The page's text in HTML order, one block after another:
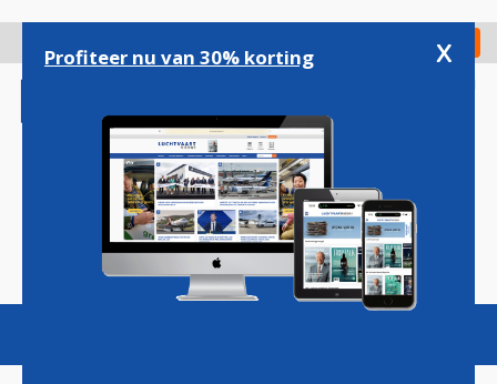
gaan
Check in
Magazine Podcasts Vacatures
Profiteer nu van 30% korting x